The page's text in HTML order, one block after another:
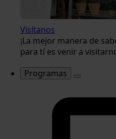
Visítanos
¡La mejor manera de
para tí es venir a
Programas